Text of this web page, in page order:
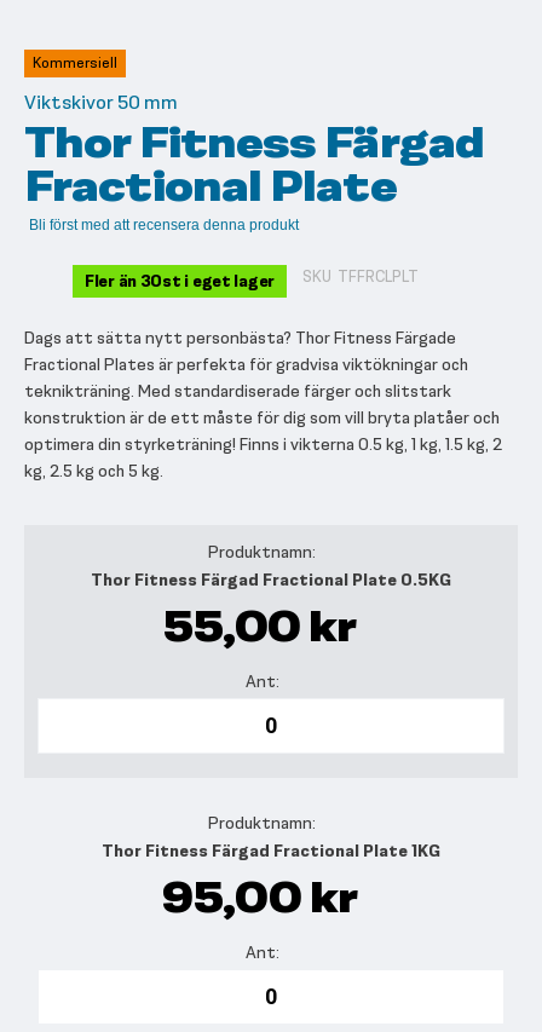
av
bildgalleriet
Kommersiell
Viktskivor 50 mm
Thor Fitness Färgad
Fractional Plate
Bli först med att recensera denna produkt
Fler än 30st i eget lager SKU TFFRCLPLT
Dags att sätta nytt personbästa? Thor Fitness Färgade
Fractional Plates är perfekta för gradvisa viktökningar och
teknikträning. Med standardiserade färger och slitstark
konstruktion är de ett måste för dig som vill bryta platåer och
optimera din styrketräning! Finns i vikterna 0.5 kg, 1 kg, 1.5 kg, 2
kg, 2.5 kg och 5 kg.
Thor Fitness Färgad Fractional Plate 0.5KG
55,00 kr
Thor Fitness Färgad Fractional Plate 1KG
95,00 kr